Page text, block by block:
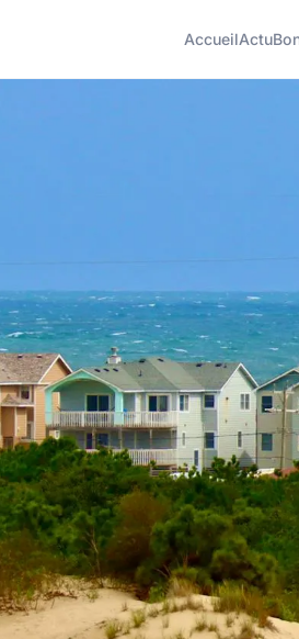
AccueilActu